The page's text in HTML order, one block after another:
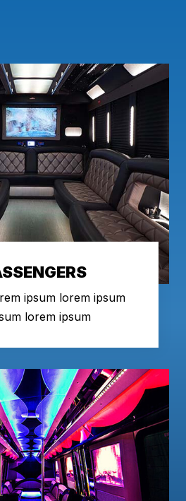
ipsum lorem ipsum
lorem ipsum